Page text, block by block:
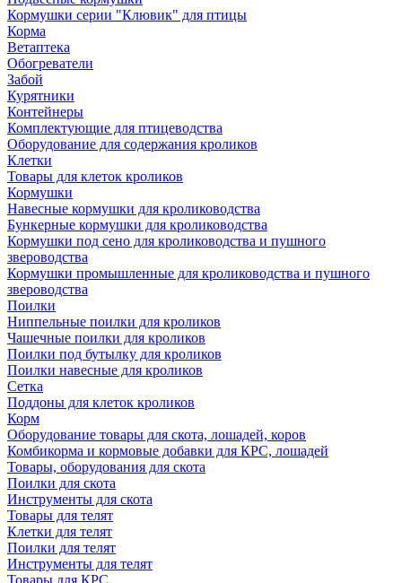
Кормушки серии "Клювик" для птицы
Корма
Ветаптека
Обогреватели
Забой
Курятники
Контейнеры
Комплектующие для птицеводства
Оборудование для содержания кроликов
Клетки
Товары для клеток кроликов
Кормушки
Навесные кормушки для кролиководства
Бункерные кормушки для кролиководства
Кормушки под сено для кролиководства и пушного
звероводства
Кормушки промышленные для кролиководства и пушного
звероводства
Поилки
Ниппельные поилки для кроликов
Чашечные поилки для кроликов
Поилки под бутылку для кроликов
Поилки навесные для кроликов
Сетка
Поддоны для клеток кроликов
Корм
Оборудование товары для скота, лошадей, коров
Комбикорма и кормовые добавки для КРС, лошадей
Товары, оборудования для скота
Поилки для скота
Инструменты для скота
Товары для телят
Клетки для телят
Поилки для телят
Инструменты для телят
Товары для КРС